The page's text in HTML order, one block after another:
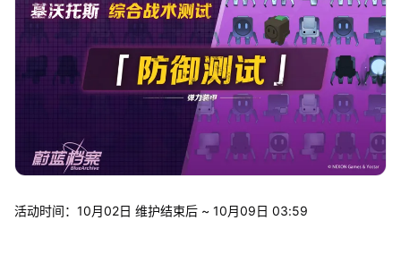
活动时间：10月02日 维护结束后 ~ 10月09日 03:59